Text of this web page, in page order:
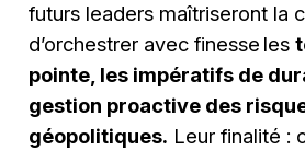
futurs leaders maîtriseront la
d’orchestrer avec finesse les
pointe, les impératifs de
gestion proactive des
géopolitiques. Leur finalité :